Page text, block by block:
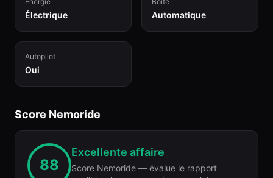
Électrique Automatique
Autopilot
Oui
Score Nemoride
88
Excellente affaire
Score Nemoride — évalue le rapport